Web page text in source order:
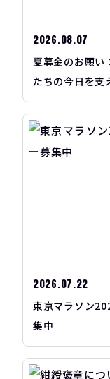
2026.08.07
夏募金のお願い
たちの今日を支
2026.07.22
東京マラソン
集中